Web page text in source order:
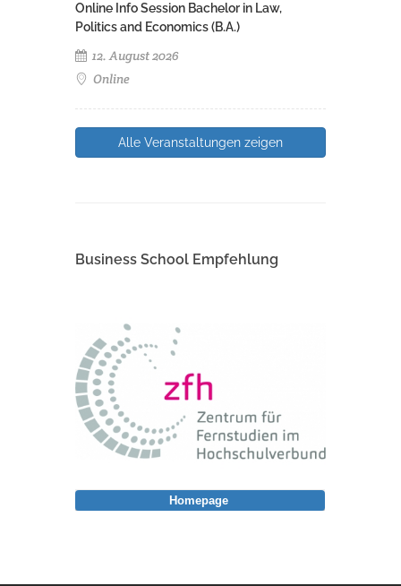
Online Info Session Bachelor in Law,
Politics and Economics (B.A.)
12. August 2026
Online
Alle Veranstaltungen zeigen
Business School Empfehlung
Homepage